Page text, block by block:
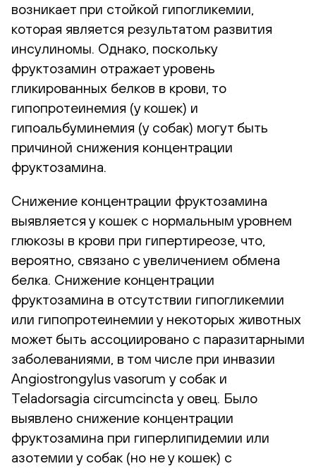
возникает при стойкой гипогликемии,
которая является результатом развития
инсулиномы. Однако, поскольку
фруктозамин отражает уровень
гликированных белков в крови, то
гипопротеинемия (у кошек) и
гипоальбуминемия (у собак) могут быть
причиной снижения концентрации
фруктозамина.
Снижение концентрации фруктозамина
выявляется у кошек с нормальным уровнем
глюкозы в крови при гипертиреозе, что,
вероятно, связано с увеличением обмена
белка. Снижение концентрации
фруктозамина в отсутствии гипогликемии
или гипопротеинемии у некоторых животных
может быть ассоциировано с паразитарными
заболеваниями, в том числе при инвазии
Angiostrongylus vasorum у собак и
Teladorsagia circumcincta у овец. Было
выявлено снижение концентрации
фруктозамина при гиперлипидемии или
азотемии у собак (но не у кошек) с